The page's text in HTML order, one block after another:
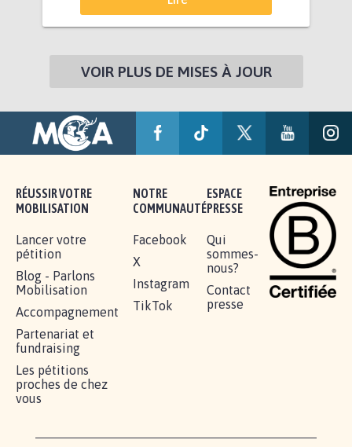
VOIR PLUS DE MISES À JOUR
RÉUSSIR VOTRE
MOBILISATION
Lancer votre
pétition
Blog - Parlons
Mobilisation
Accompagnement
Partenariat et
fundraising
Les pétitions
proches de chez
vous
NOTRE
COMMUNAUTÉ
Facebook
X
Instagram
TikTok
ESPACE
PRESSE
Qui
sommes-
nous?
Contact
presse